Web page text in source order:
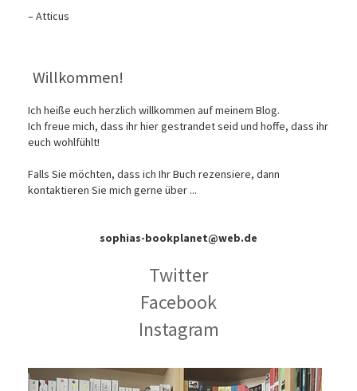
– Atticus
Willkommen!
Ich heiße euch herzlich willkommen auf meinem Blog.
Ich freue mich, dass ihr hier gestrandet seid und hoffe, dass ihr
euch wohlfühlt!
Falls Sie möchten, dass ich Ihr Buch rezensiere, dann
kontaktieren Sie mich gerne über ...
sophias-bookplanet@web.de
Twitter
Facebook
Instagram